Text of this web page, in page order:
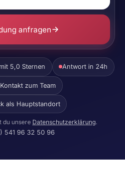
anfragen
5,0 Sternen Antwort in 24h
zum Team
als Hauptstandort
du unsere Datenschutzerklärung.
541 96 32 50 96